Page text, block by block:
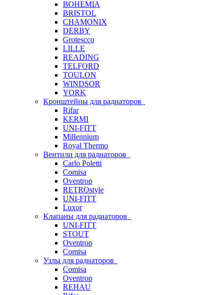
BOHEMIA
BRISTOL
CHAMONIX
DERBY
Grotescco
LILLE
READING
TELFORD
TOULON
WINDSOR
YORK
Кронштейны для радиаторов
Rifar
KERMI
UNI-FITT
Millennium
Royal Thermo
Вентили для радиаторов
Carlo Poletti
Comisa
Oventrop
RETROstyle
UNI-FITT
Luxor
Клапаны для радиаторов
UNI-FITT
STOUT
Oventrop
Comisa
Узлы для радиаторов
Comisa
Oventrop
REHAU